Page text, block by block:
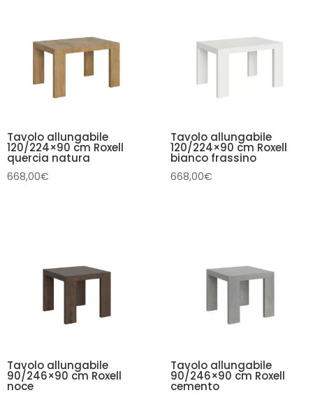
Tavolo allungabile
120/224×90 cm Roxell
quercia natura
668,00€
Tavolo allungabile
120/224×90 cm Roxell
bianco frassino
668,00€
Tavolo allungabile
90/246×90 cm Roxell
noce
Tavolo allungabile
90/246×90 cm Roxell
cemento